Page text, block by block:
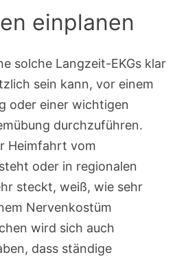
einplanen
solche Langzeit-EKGs klar
sein kann, vor einem
oder einer wichtigen
durchzuführen.
Heimfahrt vom
oder in regionalen
steckt, weiß, wie sehr
Nervenkostüm
wird sich auch
dass ständige